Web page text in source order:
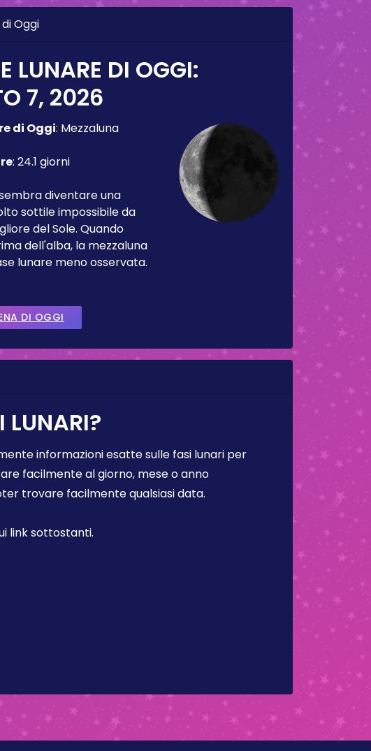
Oggi
LUNARE DI OGGI:
7, 2026
di Oggi: Mezzaluna
: 24.1 giorni
diventare una
sottile impossibile da
del Sole. Quando
dell'alba, la mezzaluna
lunare meno osservata.
DI OGGI
LUNARI?
informazioni esatte sulle fasi lunari per
facilmente al giorno, mese o anno
trovare facilmente qualsiasi data.
link sottostanti.